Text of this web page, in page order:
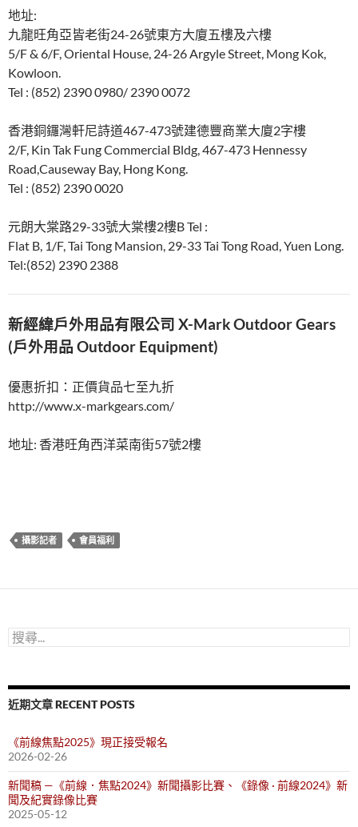
地址:
九龍旺角亞皆老街24-26號東方大廈五樓及六樓
5/F & 6/F, Oriental House, 24-26 Argyle Street, Mong Kok,
Kowloon.
Tel : (852) 2390 0980/ 2390 0072
香港銅鑼灣軒尼詩道467-473號建德豐商業大廈2字樓
2/F, Kin Tak Fung Commercial Bldg, 467-473 Hennessy
Road,Causeway Bay, Hong Kong.
Tel : (852) 2390 0020
元朗大棠路29-33號大棠樓2樓B Tel :
Flat B, 1/F, Tai Tong Mansion, 29-33 Tai Tong Road, Yuen Long.
Tel:(852) 2390 2388
新經緯戶外用品有限公司 X-Mark Outdoor Gears
(戶外用品 Outdoor Equipment)
優惠折扣：正價貨品七至九折
http://www.x-markgears.com/
地址: 香港旺角西洋菜南街57號2樓
攝影記者 會員福利
搜
尋
字:
近期文章 RECENT POSTS
《前線焦點2025》現正接受報名
2026-02-26
新聞稿 —《前線．焦點2024》新聞攝影比賽、《錄像 · 前線2024》新
聞及紀實錄像比賽
2025-05-12